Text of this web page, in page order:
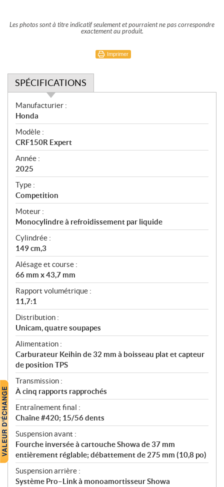
Les photos sont à titre indicatif seulement et pourraient ne pas correspondre
exactement au produit.
Imprimer
SPÉCIFICATIONS
S
p
é
c
i
f
i
c
a
t
i
o
n
s
Manufacturier :
Honda
Modèle :
CRF150R Expert
Année :
2025
Type :
Competition
Moteur :
Monocylindre à refroidissement par liquide
Cylindrée :
149 cm,3
Alésage et course :
66 mm x 43,7 mm
Rapport volumétrique :
11,7:1
Distribution :
Unicam, quatre soupapes
Alimentation :
Carburateur Keihin de 32 mm à boisseau plat et capteur
de position TPS
Transmission :
À cinq rapports rapprochés
Entraînement final :
Chaîne #420; 15/56 dents
Suspension avant :
Fourche inversée à cartouche Showa de 37 mm
entièrement réglable; débattement de 275 mm (10,8 po)
Suspension arrière :
Système Pro–Link à monoamortisseur Showa